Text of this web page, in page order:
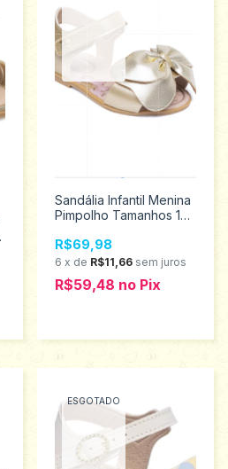
Sandália Infantil Menina
Pimpolho Tamanhos 16
R$69,98
6 x de R$11,66 sem juros
R$59,48 no Pix
ESGOTADO